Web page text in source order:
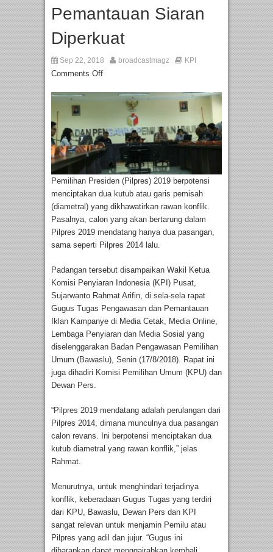
Pemantauan Siaran
Diperkuat
Sep 22, 2018 broadcastmagz KPI
Comments Off
Pemilihan Presiden (Pilpres) 2019 berpotensi
menciptakan dua kutub atau garis pemisah
(diametral) yang dikhawatirkan rawan konflik.
Pasalnya, calon yang akan bertarung dalam
Pilpres 2019 mendatang hanya dua pasangan,
sama seperti Pilpres 2014 lalu.
Padangan tersebut disampaikan Wakil Ketua
Komisi Penyiaran Indonesia (KPI) Pusat,
Sujarwanto Rahmat Arifin, di sela-sela rapat
Gugus Tugas Pengawasan dan Pemantauan
Iklan Kampanye di Media Cetak, Media Online,
Lembaga Penyiaran dan Media Sosial yang
diselenggarakan Badan Pengawasan Pemilihan
Umum (Bawaslu), Senin (17/8/2018). Rapat ini
juga dihadiri Komisi Pemilihan Umum (KPU) dan
Dewan Pers.
“Pilpres 2019 mendatang adalah perulangan dari
Pilpres 2014, dimana munculnya dua pasangan
calon revans. Ini berpotensi menciptakan dua
kutub diametral yang rawan konflik,” jelas
Rahmat.
Menurutnya, untuk menghindari terjadinya
konflik, keberadaan Gugus Tugas yang terdiri
dari KPU, Bawaslu, Dewan Pers dan KPI
sangat relevan untuk menjamin Pemilu atau
Pilpres yang adil dan jujur. “Gugus ini